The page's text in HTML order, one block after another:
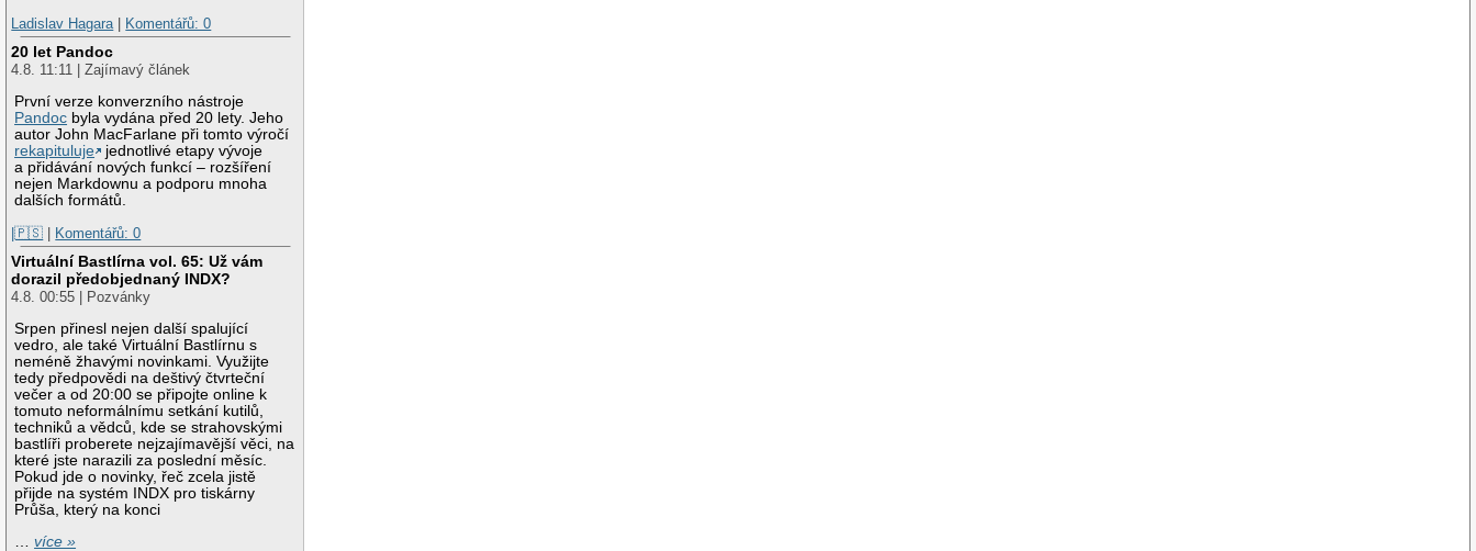
Ladislav Hagara | Komentářů: 0
20 let Pandoc
4.8. 11:11 | Zajímavý článek
První verze konverzního nástroje
Pandoc byla vydána před 20 lety. Jeho
autor John MacFarlane při tomto výročí
rekapituluje
jednotlivé etapy vývoje
a přidávání nových funkcí – rozšíření
nejen Markdownu a podporu mnoha
dalších formátů.
|🇵🇸 | Komentářů: 0
Virtuální Bastlírna vol. 65: Už vám
dorazil předobjednaný INDX?
4.8. 00:55 | Pozvánky
Srpen přinesl nejen další spalující
vedro, ale také Virtuální Bastlírnu s
neméně žhavými novinkami. Využijte
tedy předpovědi na deštivý čtvrteční
večer a od 20:00 se připojte online k
tomuto neformálnímu setkání kutilů,
techniků a vědců, kde se strahovskými
bastlíři proberete nejzajímavější věci, na
které jste narazili za poslední měsíc.
Pokud jde o novinky, řeč zcela jistě
přijde na systém INDX pro tiskárny
Průša, který na konci
…více »